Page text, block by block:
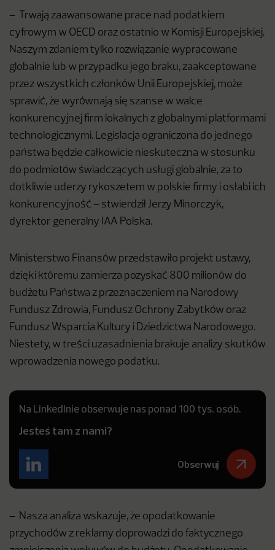
– Trwają zaawansowane prace nad podatkiem
cyfrowym w OECD oraz ostatnio w Komisji Europejskiej.
Naszym zdaniem tylko rozwiązanie wypracowane
globalnie lub w przypadku jego braku, zaakceptowane
przez wszystkich członków Unii Europejskiej, może
sprawić, że wyrównają się szanse w walce
konkurencyjnej firm lokalnych z globalnymi platformami
technologicznymi. Legislacja ograniczona do jednego
państwa będzie całkowicie nieskuteczna w stosunku
do podmiotów świadczących usługi globalnie, za to
dotkliwie uderzy rykoszetem w polskie firmy i osłabi ich
konkurencyjność – stwierdził Jerzy Minorczyk,
dyrektor generalny IAA Polska.
Ministerstwo Finansów przedstawiło projekt ustawy,
dzięki któremu zamierza pozyskać 800 milionów do
budżetu Państwa z przeznaczeniem na Narodowy
Fundusz Zdrowia, Fundusz Ochrony Zabytków oraz
Fundusz Wsparcia Kultury i Dziedzictwa Narodowego.
Niestety, w treści uzasadnienia brakuje analizy skutków
wprowadzenia nowego podatku.
Na LinkedInie obserwuje nas ponad 100 tys. osób.
Jesteś tam z nami?
Obserwuj
– Nasza analiza wskazuje, że opodatkowanie
przychodów z reklamy doprowadzi do faktycznego